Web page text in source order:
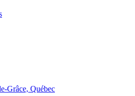
Grâce, Québec